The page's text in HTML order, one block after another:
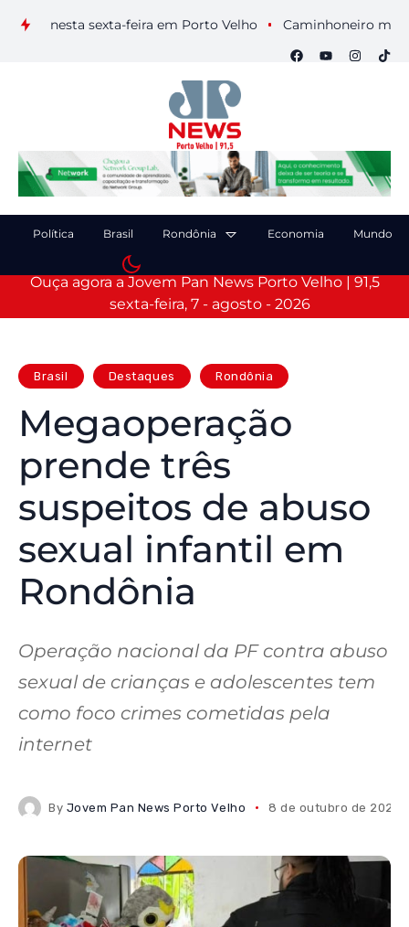
nesta sexta-feira em Porto Velho Caminhoneiro morre
Política Brasil Rondônia Economia Mundo
Ouça agora a Jovem Pan News Porto Velho | 91,5
sexta-feira, 7 - agosto - 2026
Brasil Destaques Rondônia
Megaoperação
prende três
suspeitos de abuso
sexual infantil em
Rondônia
Operação nacional da PF contra abuso
sexual de crianças e adolescentes tem
como foco crimes cometidas pela
internet
By Jovem Pan News Porto Velho 8 de outubro de 2025